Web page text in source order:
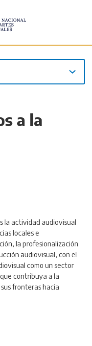
a la
la actividad audiovisual
locales e
la profesionalización
audiovisual, con el
como un sector
contribuya a la
fronteras hacia